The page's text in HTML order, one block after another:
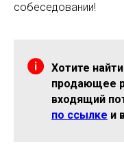
собеседовании!
Хотите
продающее
входящий
по ссылке и